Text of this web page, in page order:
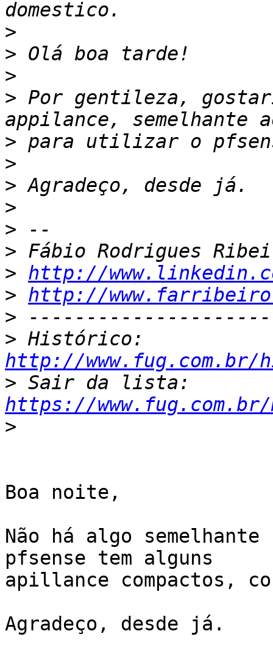
>
>
>
> Por gentileza,
>
>
>
>
>
>
> http://
> http://
>
>
http://
>
https://
>
Boa noite,
Não há algo
pfsense tem alguns
apillance compactos,
Agradeço, desde já.